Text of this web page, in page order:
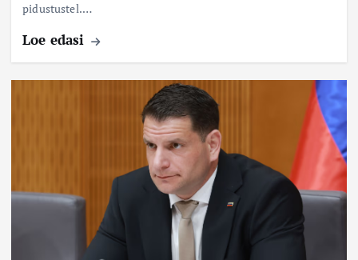
pidustustel.…
Loe edasi